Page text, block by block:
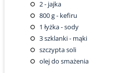
2- jajka
800g - kefiru
1 łyżka - sody
3szklanki - mąki
szczypta soli
olej do smażenia